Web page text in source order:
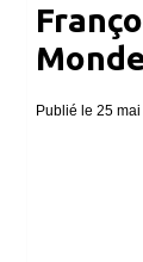
Publié le 25